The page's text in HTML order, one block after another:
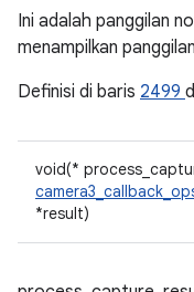
Ini adalah panggilan
menampilkan
Definisi di baris 2499
void(*
*result)